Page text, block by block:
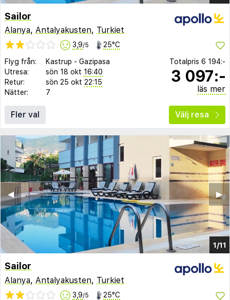
Sailor
Alanya, Antalyakusten, Turkiet
3,9/5 25°C
Flyg från: Kastrup - Gazipasa
Utresa:
sön 18 okt 16:40
Retur:
sön 25 okt 22:15
Nätter:
7
Totalpris 6 194:-
3 097:-
läs mer
Fler val Välj resa
1/11
▶︎
◀︎
Sailor
Alanya, Antalyakusten, Turkiet
3,9/5 25°C